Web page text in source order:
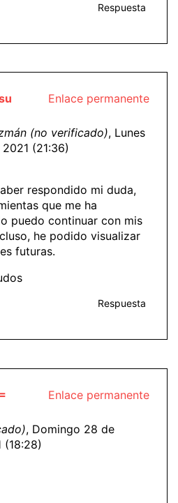
Respuesta
Enlace permanente
(no verificado), Lunes
(21:36)
respondido mi duda,
que me ha
puedo continuar con mis
he podido visualizar
futuras.
Respuesta
Enlace permanente
, Domingo 28 de
(18:28)